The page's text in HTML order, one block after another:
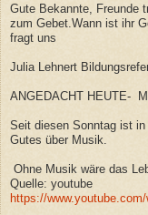
Gute Bekannte, Freunde
zum Gebet.Wann ist ihr
fragt uns
Julia Lehnert
ANGEDACHT HEUTE-
Seit diesen Sonntag ist
Gutes über Musik.
Ohne Musik wäre das
Quelle: youtube
https://